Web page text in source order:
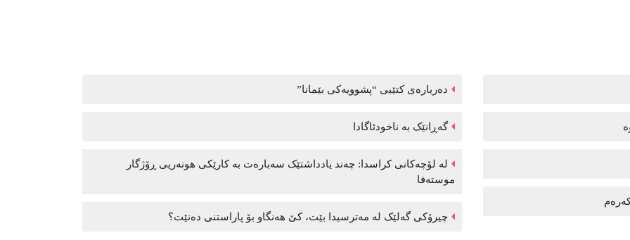
دەربارەی کتێبی “پشوویەکی بێمانا”
گەڕانێک بە ناخودئاگادا
لە لۆچەکانی کراسدا: چەند یادداشتێک سەبارەت بە کارێکی هونەریی ڕۆژگار
موستەفا
چیرۆکی گەلێک لە مەترسیدا بێت، کێ هەنگاو بۆ پاراستنی دەنێت؟